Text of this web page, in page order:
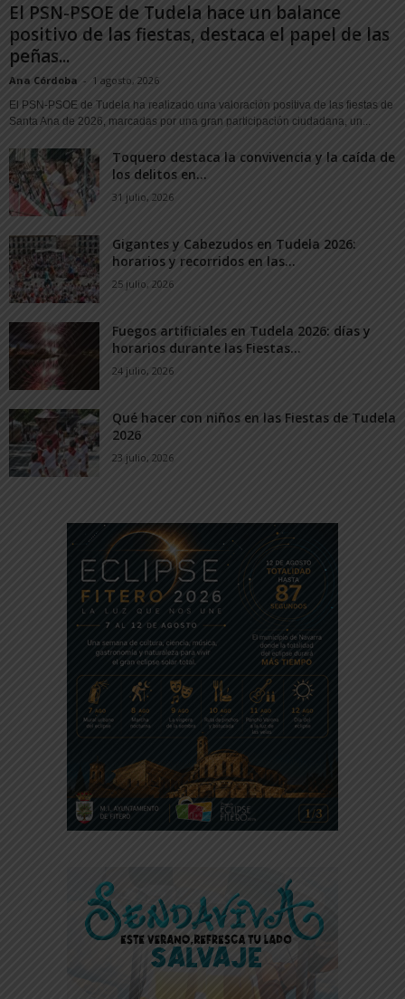
El PSN-PSOE de Tudela hace un balance
positivo de las fiestas, destaca el papel de las
peñas...
Ana Córdoba - 1 agosto, 2026
El PSN-PSOE de Tudela ha realizado una valoración positiva de las fiestas de
Santa Ana de 2026, marcadas por una gran participación ciudadana, un...
Toquero destaca la convivencia y la caída de
los delitos en...
31 julio, 2026
Gigantes y Cabezudos en Tudela 2026:
horarios y recorridos en las...
25 julio, 2026
Fuegos artificiales en Tudela 2026: días y
horarios durante las Fiestas...
24 julio, 2026
Qué hacer con niños en las Fiestas de Tudela
2026
23 julio, 2026